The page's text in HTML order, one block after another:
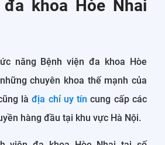
khoa Hòe Nhai
năng Bệnh viện đa khoa Hòe
chuyên khoa thế mạnh của
làđịa chỉ uy tín cung cấp các
hàng đầu tại khu vực Hà Nội.